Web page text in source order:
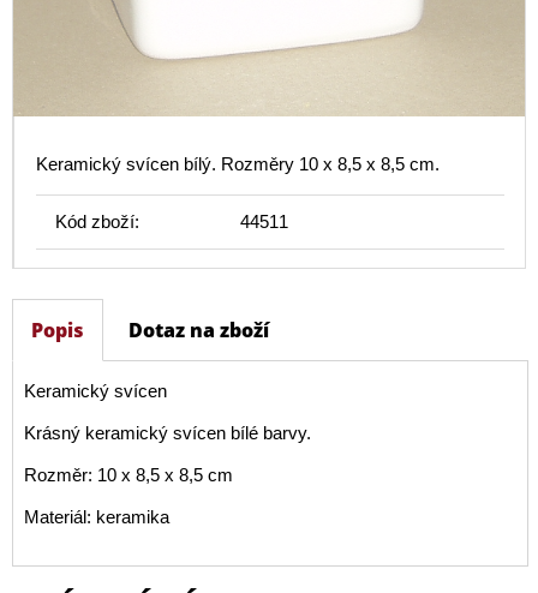
Keramický svícen bílý. Rozměry 10 x 8,5 x 8,5 cm.
Kód zboží: 44511
Popis Dotaz na zboží
Keramický svícen
Krásný keramický svícen bílé barvy.
Rozměr: 10 x 8,5 x 8,5 cm
Materiál: keramika